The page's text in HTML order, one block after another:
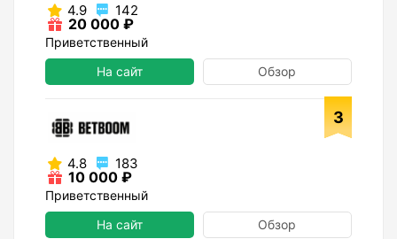
4.9 142
20 000 ₽
Приветственный
На сайт
Обзор
3
4.8 183
10 000 ₽
Приветственный
На сайт
Обзор